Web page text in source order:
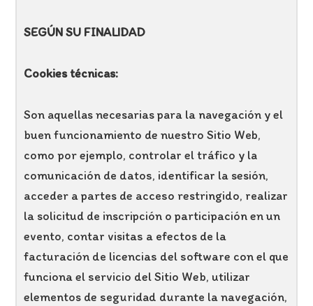
SEGÚN SU FINALIDAD
Cookies técnicas:
Son aquellas necesarias para la navegación y el
buen funcionamiento de nuestro Sitio Web,
como por ejemplo, controlar el tráfico y la
comunicación de datos, identificar la sesión,
acceder a partes de acceso restringido, realizar
la solicitud de inscripción o participación en un
evento, contar visitas a efectos de la
facturación de licencias del software con el que
funciona el servicio del Sitio Web, utilizar
elementos de seguridad durante la navegación,